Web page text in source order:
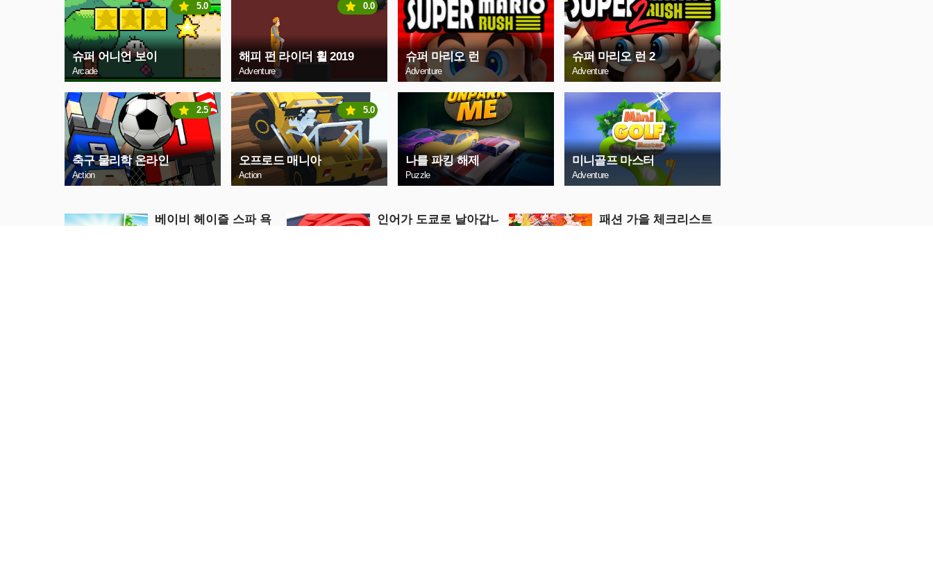
슈퍼 어니언 보이
Arcade
5.0
해피 펀 라이더 휠 2019
Adventure
0.0
슈퍼 마리오 런
Adventure
슈퍼 마리오 런 2
Adventure
축구 물리학 온라인
Action
2.5
오프로드 매니아
Action
5.0
나를 파킹 해제
Puzzle
미니골프 마스터
Adventure
베이비 헤이즐 스파 욕
인어가 도쿄로 날아갑니
패션 가을 체크리스트